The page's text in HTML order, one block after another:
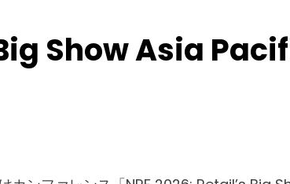
Show Asia